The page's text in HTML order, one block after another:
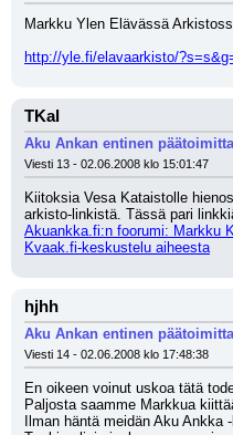
Markku Ylen Elävässä
http://yle.fi/elavaarkisto/
TKal
Aku Ankan entinen
Viesti 13 - 02.06.2008 klo 15:01:47
Kiitoksia Vesa Kataistolle
arkisto-linkistä. Tässä pari
Akuankka.fi:n foorumi: Markku
Kvaak.fi-keskustelu aiheesta
hjhh
Aku Ankan entinen
Viesti 14 - 02.06.2008 klo 17:48:38
En oikeen voinut uskoa tätä
Paljosta saamme Markkua
Ilman häntä meidän Aku